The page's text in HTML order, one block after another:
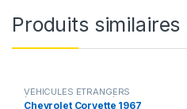
Produits similaires
VÉHICULES ÉTRANGERS
(voitures,camions ...)
Chevrolet Corvette 1967